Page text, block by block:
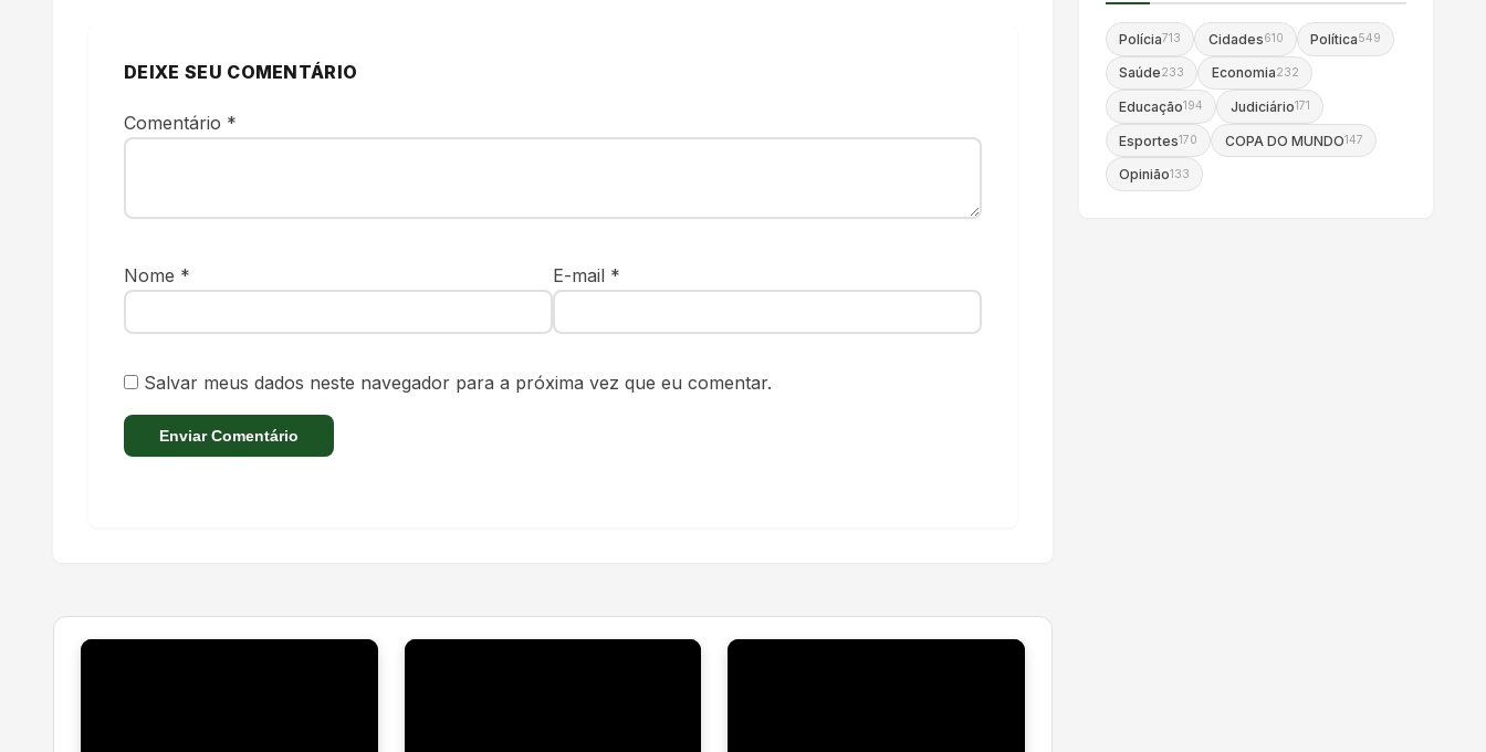
DEIXE SEU COMENTÁRIO
Comentário *
Nome * E-mail *
Salvar meus dados neste navegador para a próxima vez que eu comentar.
Polícia713 Cidades610 Política549
Saúde233 Economia232
Educação194 Judiciário171
Esportes170 COPA DO MUNDO147
Opinião133